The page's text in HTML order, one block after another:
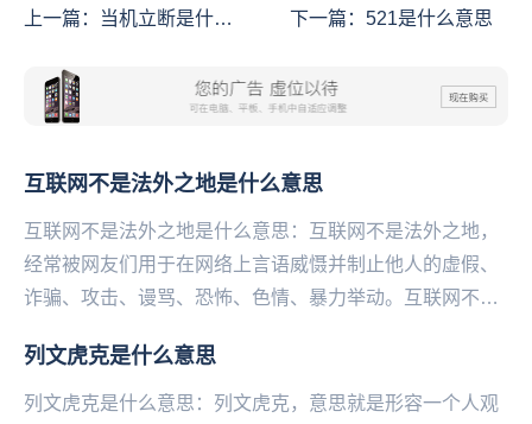
上一篇：
当机立断是什么
下一篇：521是什么意思
互联网不是法外之地是什么意思
互联网不是法外之地是什么意思：互联网不是法外之地，
经常被网友们用于在网络上言语威慑并制止他人的虚假、
诈骗、攻击、谩骂、恐怖、色情、暴力举动。互联网不是
们...
列文虎克是什么意思
列文虎克是什么意思：列文虎克，意思就是形容一个人观